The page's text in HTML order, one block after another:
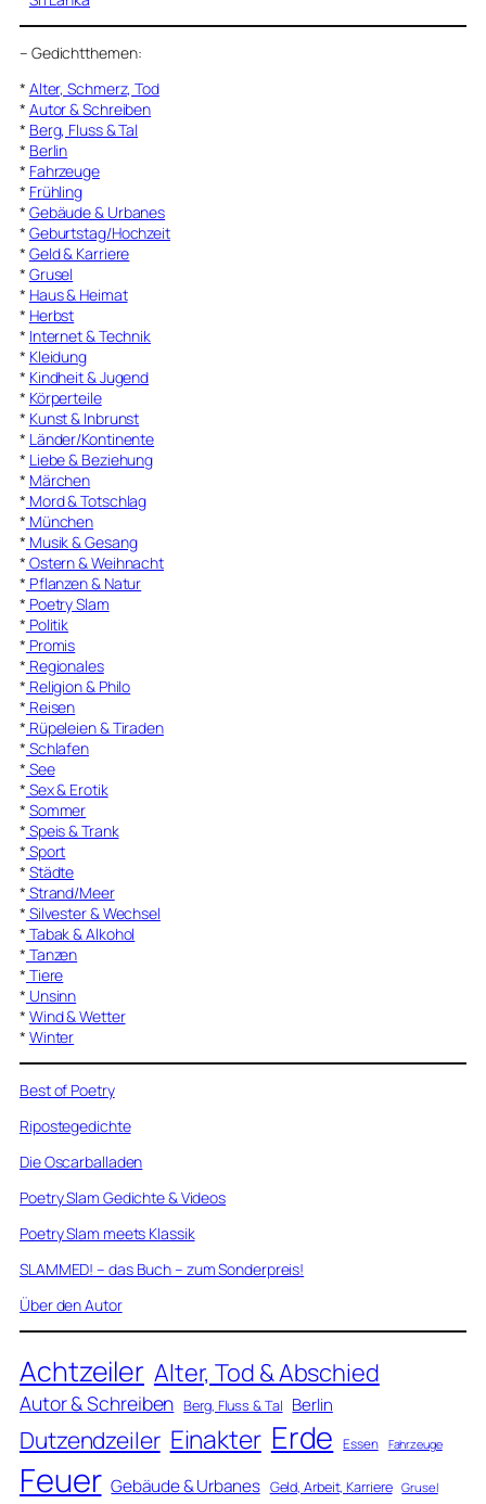
– Gedichtthemen:
* Alter, Schmerz, Tod
* Autor & Schreiben
* Berg, Fluss & Tal
* Berlin
* Fahrzeuge
* Frühling
* Gebäude & Urbanes
* Geburtstag/Hochzeit
* Geld & Karriere
* Grusel
* Haus & Heimat
* Herbst
* Internet & Technik
* Kleidung
* Kindheit & Jugend
* Körperteile
* Kunst & Inbrunst
* Länder/Kontinente
* Liebe & Beziehung
* Märchen
* Mord & Totschlag
* München
* Musik & Gesang
* Ostern & Weihnacht
* Pflanzen & Natur
* Poetry Slam
* Politik
* Promis
* Regionales
* Religion & Philo
* Reisen
* Rüpeleien & Tiraden
* Schlafen
* See
* Sex & Erotik
* Sommer
* Speis & Trank
* Sport
* Städte
* Strand/Meer
* Silvester & Wechsel
* Tabak & Alkohol
* Tanzen
* Tiere
* Unsinn
* Wind & Wetter
* Winter
Best of Poetry
Ripostegedichte
Die Oscarballaden
Poetry Slam Gedichte & Videos
Poetry Slam meets Klassik
SLAMMED! – das Buch – zum Sonderpreis!
Über den Autor
Achtzeiler Alter, Tod & Abschied
Autor & Schreiben Berg, Fluss & Tal Berlin
Dutzendzeiler Einakter Erde Essen Fahrzeuge
Feuer Gebäude & Urbanes Geld, Arbeit, Karriere Grusel